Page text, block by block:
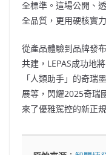
全標準。這場公開、
全品質，更用硬核實
從產品體驗到品牌發
共建，LEPAS成功地
「人類助手」的奇瑞
展等，閃耀2025奇瑞
來了優雅駕控的新正